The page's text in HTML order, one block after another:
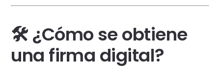
🛠️ ¿Cómo se obtiene
una firma digital?